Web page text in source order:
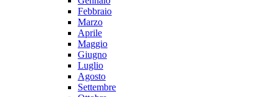
Febbraio
Marzo
Aprile
Maggio
Giugno
Luglio
Agosto
Settembre